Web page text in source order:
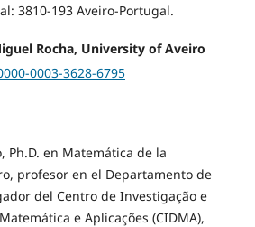
3810-193 Aveiro-Portugal.
Rocha, University of Aveiro
0003-3628-6795
en Matemática de la
profesor en el Departamento de
del Centro de Investigação e
e Aplicações (CIDMA),